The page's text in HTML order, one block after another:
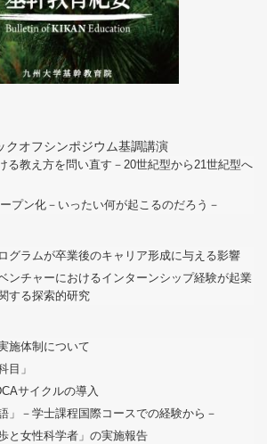
クオフシンポジウム基調講演
る教え方を問い直す－20世紀型から21世紀型へ
プン化－いったい何が起こるのだろう－
グラムが卒業後のキャリア形成に与える影響
ンチャーにおけるインターンシップ経験が起業
する探索的研究
施体制について
目」
サイクルの導入
」－学士課程国際コースでの経験から－
と女性科学者」の実施報告